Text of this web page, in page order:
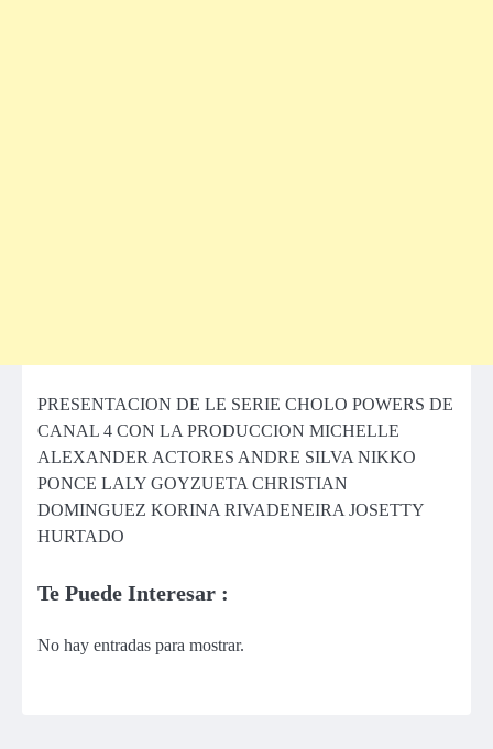
PRESENTACION DE LE SERIE CHOLO POWERS DE
CANAL 4 CON LA PRODUCCION MICHELLE
ALEXANDER ACTORES ANDRE SILVA NIKKO
PONCE LALY GOYZUETA CHRISTIAN
DOMINGUEZ KORINA RIVADENEIRA JOSETTY
HURTADO
Te Puede Interesar :
No hay entradas para mostrar.